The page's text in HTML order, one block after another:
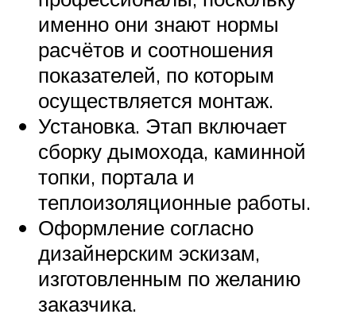
именно они знают нормы
расчётов и соотношения
показателей, по которым
осуществляется монтаж.
Установка. Этап включает
сборку дымохода, каминной
топки, портала и
теплоизоляционные работы.
Оформление согласно
дизайнерским эскизам,
изготовленным по желанию
заказчика.